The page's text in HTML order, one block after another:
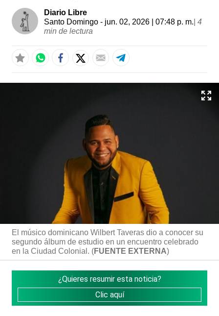
Diario Libre
Santo Domingo - jun. 02, 2026 | 07:48 p. m. 4
min de lectura
El músico dominicano Wilbert Taveras dio a conocer su
segundo álbum de estudio en un encuentro celebrado
en la Ciudad Colonial. (FUENTE EXTERNA)
¿Quieres resumir esta noticia?
Clic aquí